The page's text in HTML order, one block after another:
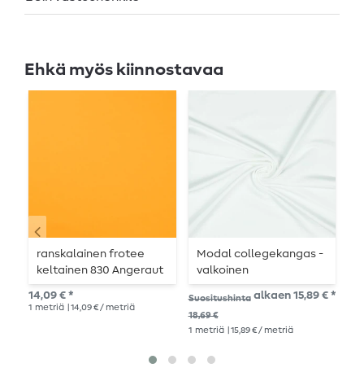
Ehkä myös kiinnostavaa
ranskalainen frotee
keltainen 830 Angeraut
14,09 € *
1 metriä | 14,09 € / metriä
Modal collegekangas -
valkoinen
Suositushinta
18,69 €
alkaen 15,89 € *
1 metriä | 15,89 € / metriä